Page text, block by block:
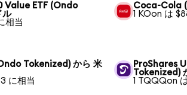
Value ETF (Ondo
ル
相当
Coca-Cola
1 KOon は
Tokenized) から 米
に相当
ProShares
Tokenized)
1 TQQQon